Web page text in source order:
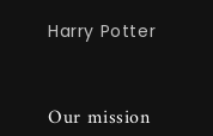
Harry Potter
Our mission